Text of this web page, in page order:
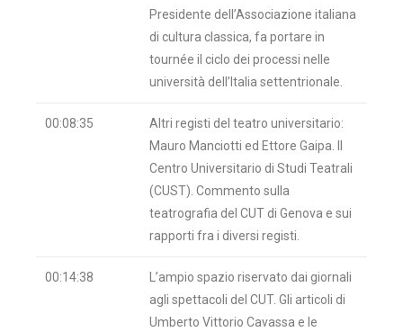
Presidente dell’Associazione italiana
di cultura classica, fa portare in
tournée il ciclo dei processi nelle
università dell’Italia settentrionale.
00:08:35
Altri registi del teatro universitario:
Mauro Manciotti ed Ettore Gaipa. Il
Centro Universitario di Studi Teatrali
(CUST). Commento sulla
teatrografia del CUT di Genova e sui
rapporti fra i diversi registi.
00:14:38
L’ampio spazio riservato dai giornali
agli spettacoli del CUT. Gli articoli di
Umberto Vittorio Cavassa e le